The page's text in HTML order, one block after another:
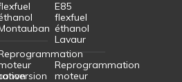
E85
flexfuel
éthanol
Lavaur
Reprogrammation
moteur